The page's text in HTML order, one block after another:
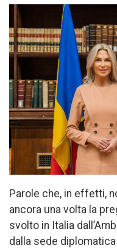
Parole che, in effetti,
ancora una volta la
svolto in Italia
dalla sede